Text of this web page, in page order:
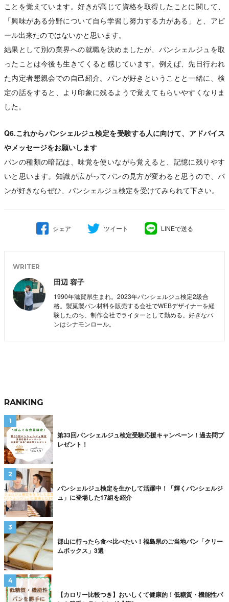
ことを覚えています。好きが高じて資格を取得したことに関して、
「興味がある分野について自ら学習し努力する力がある」と、アピ
ール出来たのではないかと思います。
結果として別の業界への就職を決めましたが、パンシェルジュを取
ったことは今後も生きてくると感じています。例えば、先日行われ
た内定者懇親会での自己紹介。パンが好きということと一緒に、検
定の話をすると、より印象に残るようで覚えてもらいやすくなりま
した。
Q6.これからパンシェルジュ検定を受験する人に向けて、アドバイス
やメッセージをお願いします
パンの種類の暗記は、味覚を使いながら覚えると、記憶に残りやす
いと思います。知識が広がってパンの見方が変わると思うので、パ
ンが好きならぜひ、パンシェルジュ検定を受けてみられて下さい。
シェア ツイート LINEで送る
WRITER
田辺 容子
1990年滋賀県生まれ。2023年パンシェルジュ検定2級合
格。製菓製パン材料を販売する会社でWEBデザイナーを経
験したのち、制作会社でライターとして勤める。好きなパ
ンはシナモンロール。
RANKING
第33回パンシェルジュ検定受験応援キャンペーン！過去問プ
レゼント！
パンシェルジュ検定を生かして活躍中！「輝くパンシェルジ
ュ」に登場した17組を紹介
郡山に行ったら食べ比べたい！福島県のご当地パン「クリー
ムボックス」3選
【カロリー比較つき】おいしくて健康的！低糖質・機能性パ